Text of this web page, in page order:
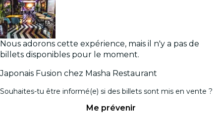
Nous adorons cette expérience, mais il n'y a pas de
billets disponibles pour le moment.
Japonais Fusion chez Masha Restaurant
Souhaites-tu être informé(e) si des billets sont mis en vente ?
Me prévenir